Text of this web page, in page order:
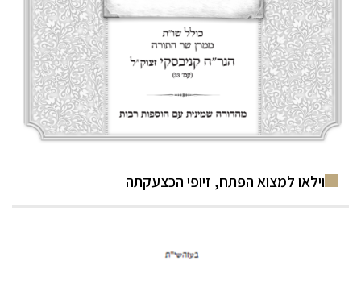
וילאו למצוא הפתח, זיופי הכצעקתה